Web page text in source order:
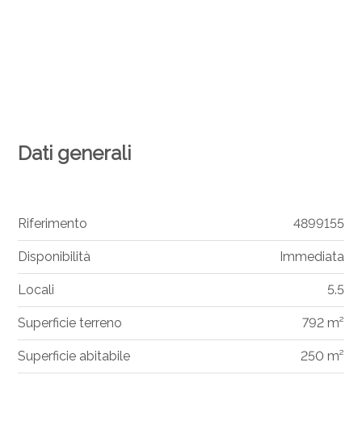
Dati generali
Riferimento 4899155
Disponibilità Immediata
Locali 5.5
Superficie terreno 792 m²
Superficie abitabile 250 m²